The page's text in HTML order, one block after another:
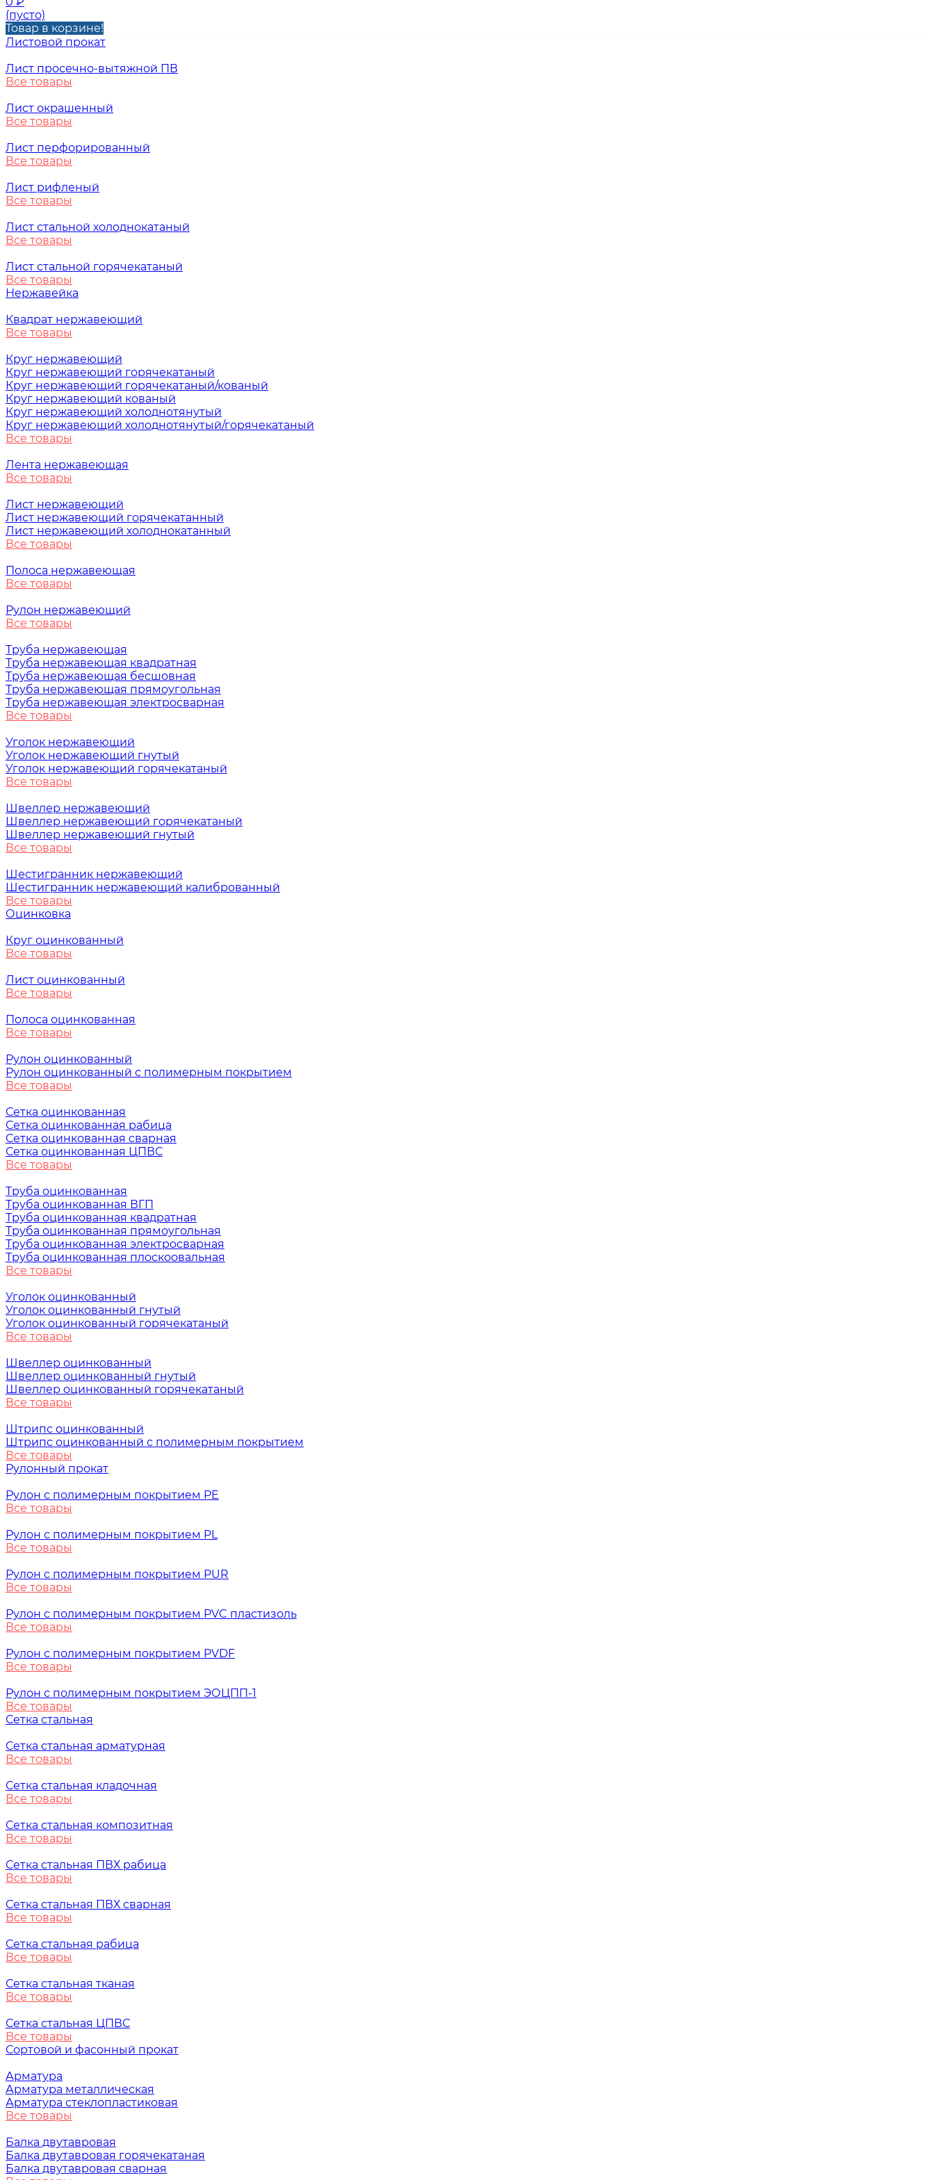
(пусто)
Товар в корзине!
Листовой прокат
Лист просечно-вытяжной ПВ
Все товары
Лист окрашенный
Все товары
Лист перфорированный
Все товары
Лист рифленый
Все товары
Лист стальной холоднокатаный
Все товары
Лист стальной горячекатаный
Все товары
Нержавейка
Квадрат нержавеющий
Все товары
Круг нержавеющий
Круг нержавеющий горячекатаный
Круг нержавеющий горячекатаный/кованый
Круг нержавеющий кованый
Круг нержавеющий холоднотянутый
Круг нержавеющий холоднотянутый/горячекатаный
Все товары
Лента нержавеющая
Все товары
Лист нержавеющий
Лист нержавеющий горячекатанный
Лист нержавеющий холоднокатанный
Все товары
Полоса нержавеющая
Все товары
Рулон нержавеющий
Все товары
Труба нержавеющая
Труба нержавеющая квадратная
Труба нержавеющая бесшовная
Труба нержавеющая прямоугольная
Труба нержавеющая электросварная
Все товары
Уголок нержавеющий
Уголок нержавеющий гнутый
Уголок нержавеющий горячекатаный
Все товары
Швеллер нержавеющий
Швеллер нержавеющий горячекатаный
Швеллер нержавеющий гнутый
Все товары
Шестигранник нержавеющий
Шестигранник нержавеющий калиброванный
Все товары
Оцинковка
Круг оцинкованный
Все товары
Лист оцинкованный
Все товары
Полоса оцинкованная
Все товары
Рулон оцинкованный
Рулон оцинкованный с полимерным покрытием
Все товары
Сетка оцинкованная
Сетка оцинкованная рабица
Сетка оцинкованная сварная
Сетка оцинкованная ЦПВС
Все товары
Труба оцинкованная
Труба оцинкованная ВГП
Труба оцинкованная квадратная
Труба оцинкованная прямоугольная
Труба оцинкованная электросварная
Труба оцинкованная плоскоовальная
Все товары
Уголок оцинкованный
Уголок оцинкованный гнутый
Уголок оцинкованный горячекатаный
Все товары
Швеллер оцинкованный
Швеллер оцинкованный гнутый
Швеллер оцинкованный горячекатаный
Все товары
Штрипс оцинкованный
Штрипс оцинкованный с полимерным покрытием
Все товары
Рулонный прокат
Рулон с полимерным покрытием PE
Все товары
Рулон с полимерным покрытием PL
Все товары
Рулон с полимерным покрытием PUR
Все товары
Рулон с полимерным покрытием PVC пластизоль
Все товары
Рулон с полимерным покрытием PVDF
Все товары
Рулон с полимерным покрытием ЭОЦПП-1
Все товары
Сетка стальная
Сетка стальная арматурная
Все товары
Сетка стальная кладочная
Все товары
Сетка стальная композитная
Все товары
Сетка стальная ПВХ рабица
Все товары
Сетка стальная ПВХ сварная
Все товары
Сетка стальная рабица
Все товары
Сетка стальная тканая
Все товары
Сетка стальная ЦПВС
Все товары
Сортовой и фасонный прокат
Арматура
Арматура металлическая
Арматура стеклопластиковая
Все товары
Балка двутавровая
Балка двутавровая горячекатаная
Балка двутавровая сварная